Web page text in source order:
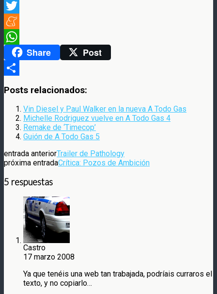
Facebook
Twitter
Meneame
WhatsAppShare Post
Posts relacionados:
Vin Diesel y Paul Walker en la nueva A Todo Gas
Michelle Rodriguez vuelve en A Todo Gas 4
Remake de ‘Timecop’
Guión de A Todo Gas 5
entrada anteriorTrailer de Pathology
próxima entradaCrítica: Pozos de Ambición
5 respuestas
Castro
17 marzo 2008
Ya que tenéis una web tan trabajada, podríais curraros el
texto, y no copiarlo…